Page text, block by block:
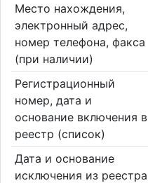
Место нахождения,
электронный адрес,
номер телефона, факса
(при наличии)
Регистрационный
номер, дата и
основание включения в
реестр (список)
Дата и основание
исключения из реестра